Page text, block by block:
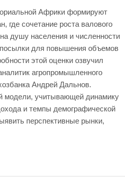
Африки формируют
где сочетание роста валового
душу населения и численности
для повышения объемов
этой оценки озвучил
агропромышленного
Андрей Дальнов.
модели, учитывающей динамику
и темпы демографической
перспективные рынки,